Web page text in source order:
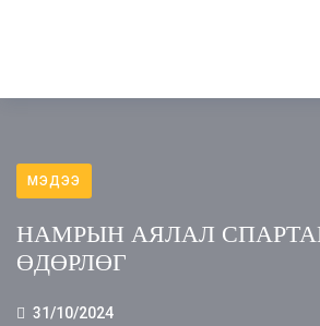
МЭДЭЭ
НАМРЫН АЯЛАЛ
ӨДӨРЛӨГ
31/10/2024